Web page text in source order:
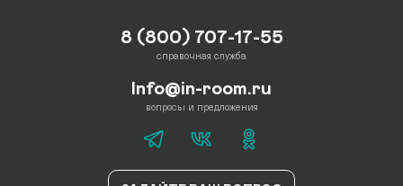
8 (800) 707-17-55
справочная служба
Info@in-room.ru
вопросы и предложения